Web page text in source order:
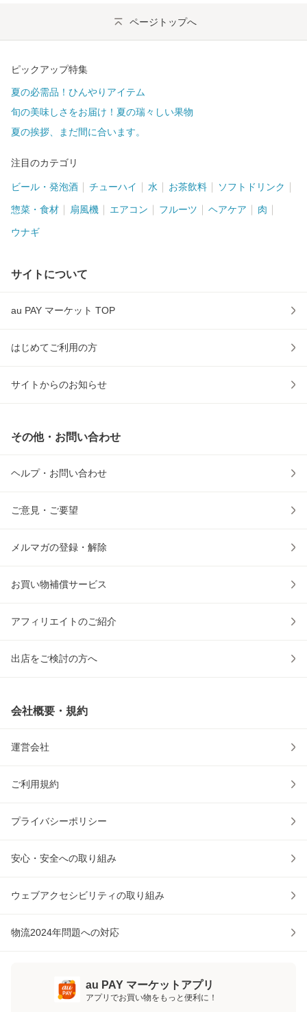
ページトップへ
ピックアップ特集
夏の必需品！ひんやりアイテム
旬の美味しさをお届け！夏の瑞々しい果物
夏の挨拶、まだ間に合います。
注目のカテゴリ
ビール・発泡酒 チューハイ 水 お茶飲料 ソフトドリンク
惣菜・食材 扇風機 エアコン フルーツ ヘアケア 肉
ウナギ
サイトについて
au PAY マーケット TOP
はじめてご利用の方
サイトからのお知らせ
その他・お問い合わせ
ヘルプ・お問い合わせ
ご意見・ご要望
メルマガの登録・解除
お買い物補償サービス
アフィリエイトのご紹介
出店をご検討の方へ
会社概要・規約
運営会社
ご利用規約
プライバシーポリシー
安心・安全への取り組み
ウェブアクセシビリティの取り組み
物流2024年問題への対応
au PAY マーケットアプリ
アプリでお買い物をもっと便利に！